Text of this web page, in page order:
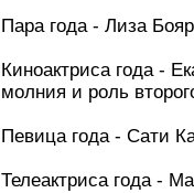
Пара года - Лиза
Киноактриса года -
молния и роль
Певица года - Сати
Телеактриса года -